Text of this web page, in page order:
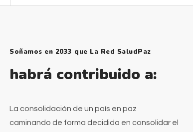
Soñamos en 2033 que La Red SaludPaz
habrá contribuido a:
La consolidación de un país en paz
caminando de forma decidida en consolidar el